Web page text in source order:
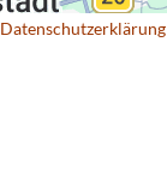
Datenschutzerklärung